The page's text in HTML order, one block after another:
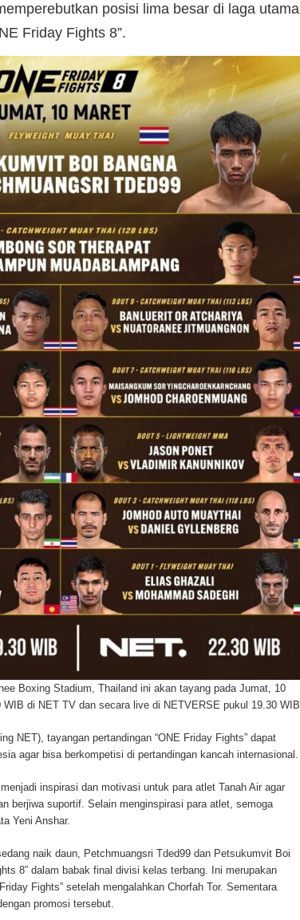
posisi lima besar di laga utama
Friday Fights 8”.
Boxing Stadium, Thailand ini akan tayang pada Jumat, 10
di NET TV dan secara live di NETVERSE pukul 19.30 WIB.
NET), tayangan pertandingan “ONE Friday Fights” dapat
agar bisa berkompetisi di pertandingan kancah internasional.
inspirasi dan motivasi untuk para atlet Tanah Air agar
berjiwa suportif. Selain menginspirasi para atlet, semoga
Yeni Anshar.
naik daun, Petchmuangsri Tded99 dan Petsukumvit Boi
8” dalam babak final divisi kelas terbang. Ini merupakan
Fights” setelah mengalahkan Chorfah Tor. Sementara
promosi tersebut.